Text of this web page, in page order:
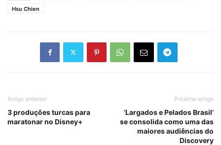
Hsu Chien
Artigo anterior
3 produções turcas para
maratonar no Disney+
Próximo artigo
‘Largados e Pelados Brasil’
se consolida como uma das
maiores audiências do
Discovery